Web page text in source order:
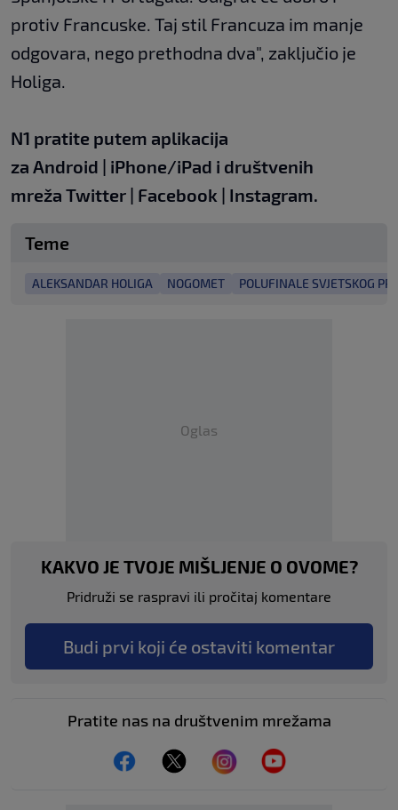
protiv Francuske. Taj stil Francuza im manje
odgovara, nego prethodna dva", zaključio je
Holiga.
N1 pratite putem aplikacija
za Android | iPhone/iPad i društvenih
mreža Twitter | Facebook | Instagram.
Teme
ALEKSANDAR HOLIGA NOGOMET POLUFINALE SVJETSKOG
Oglas
KAKVO JE TVOJE MIŠLJENJE O OVOME?
Pridruži se raspravi ili pročitaj komentare
Budi prvi koji će ostaviti komentar
Pratite nas na društvenim mrežama